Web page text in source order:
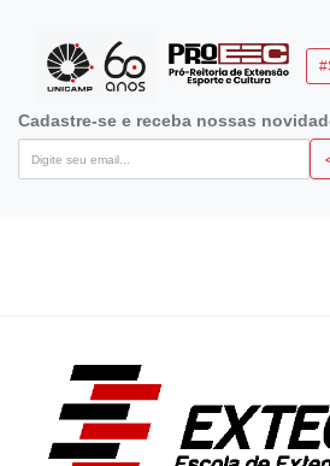
Cadastre-se e receba nossas